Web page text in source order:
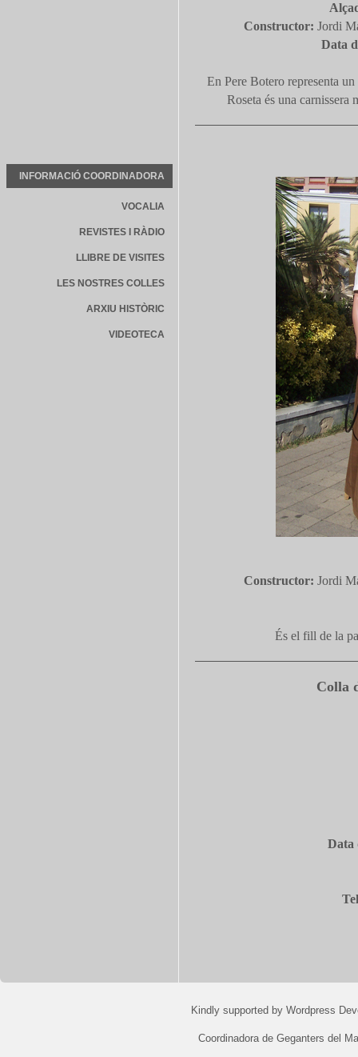
INFORMACIÓ COORDINADORA
VOCALIA
REVISTES I RÀDIO
LLIBRE DE VISITES
LES NOSTRES COLLES
ARXIU HISTÒRIC
VIDEOTECA
Constructor: Jordi
Data
En Pere Botero representa
Roseta és una
Constructor: Jordi
És el fill de la
Colla
Data
Kindly supported by Wordpress
Coordinadora de Geganters del